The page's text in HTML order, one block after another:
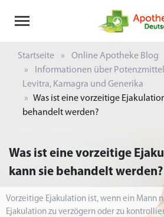
Startseite
Online Apotheke Blog
Informationen über Potenzmittel
Levitra, Kamagra und Generika
Was ist eine vorzeitige
behandelt werden?
Was ist eine vorzeitige
kann sie behandelt werden?
Vorzeitige Ejakulation ist, wenn ein Mann
Ejakulation zu verzögern oder zu